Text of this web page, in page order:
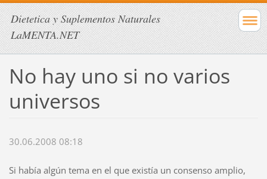
Dietetica y Suplementos Naturales
LaMENTA.NET
No hay uno si no varios
universos
30.06.2008 08:18
Si había algún tema en el que existía un consenso amplio,